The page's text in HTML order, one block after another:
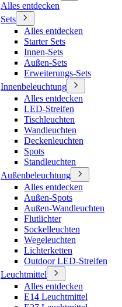
Alles entdecken
Sets
Alles entdecken
Starter Sets
Innen-Sets
Außen-Sets
Erweiterungs-Sets
Innenbeleuchtung
Alles entdecken
LED-Streifen
Tischleuchten
Wandleuchten
Deckenleuchten
Spots
Standleuchten
Außenbeleuchtung
Alles entdecken
Außen-Spots
Außen-Wandleuchten
Flutlichter
Sockelleuchten
Wegeleuchten
Lichterketten
Outdoor LED-Streifen
Leuchtmittel
Alles entdecken
E14 Leuchtmittel